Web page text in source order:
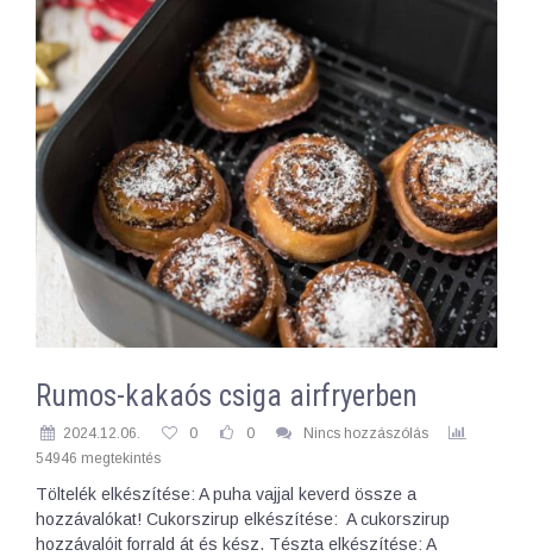
Rumos-kakaós csiga airfryerben
2024.12.06. 0 0
Nincs hozzászólás
54946 megtekintés
Töltelék elkészítése: A puha vajjal keverd össze a
hozzávalókat! Cukorszirup elkészítése: A cukorszirup
hozzávalóit forrald át és kész. Tészta elkészítése: A